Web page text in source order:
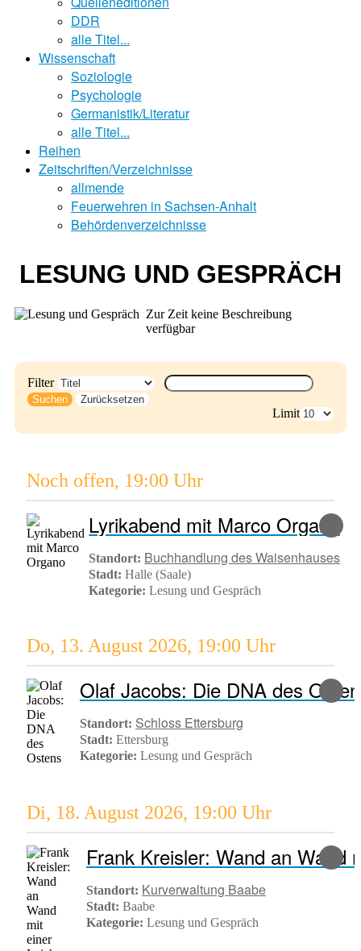
DDR
alle Titel...
Wissenschaft
Soziologie
Psychologie
Germanistik/Literatur
alle Titel...
Reihen
Zeitschriften/Verzeichnisse
allmende
Feuerwehren in Sachsen-Anhalt
Behördenverzeichnisse
LESUNG UND GESPRÄCH
Zur Zeit keine Beschreibung
verfügbar
Filter
Suchen Zurücksetzen
Limit
Noch offen, 19:00 Uhr
Lyrikabend mit Marco Organo
Standort: Buchhandlung des Waisenhauses
Stadt: Halle (Saale)
Kategorie: Lesung und Gespräch
Do, 13. August 2026, 19:00 Uhr
Olaf Jacobs: Die DNA des
Standort: Schloss Ettersburg
Stadt: Ettersburg
Kategorie: Lesung und Gespräch
Di, 18. August 2026, 19:00 Uhr
Frank Kreisler: Wand an Wand
Standort: Kurverwaltung Baabe
Stadt: Baabe
Kategorie: Lesung und Gespräch